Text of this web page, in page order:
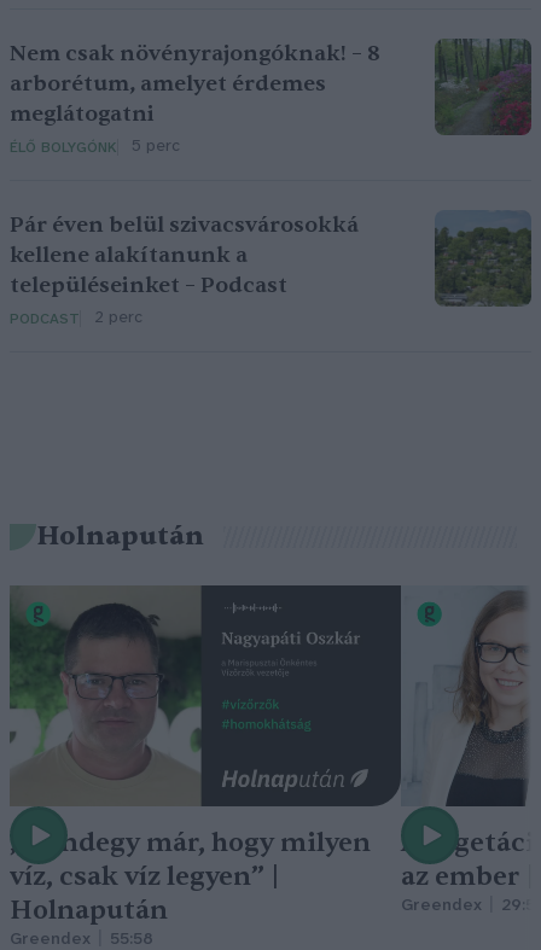
Nem csak növényrajongóknak! – 8
arborétum, amelyet érdemes
meglátogatni
ÉLŐ BOLYGÓNK 5 perc
Pár éven belül szivacsvárosokká
kellene alakítanunk a
településeinket – Podcast
PODCAST 2 perc
Holnapután
„Mindegy már, hogy milyen
víz, csak víz legyen” |
Holnapután
Greendex 55:58
A
az ember
Greendex